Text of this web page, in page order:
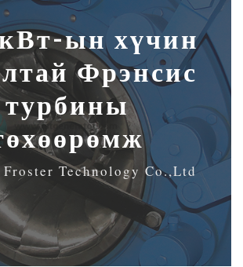
ын хүчин
Фрэнсис
турбины
Froster Technology Co.,Ltd